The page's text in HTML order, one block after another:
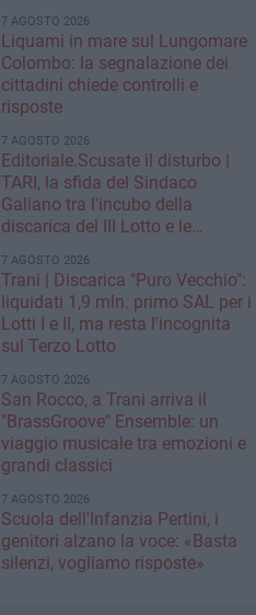
7 AGOSTO 2026
Liquami in mare sul Lungomare
Colombo: la segnalazione dei
cittadini chiede controlli e
risposte
7 AGOSTO 2026
Editoriale.Scusate il disturbo |
TARI, la sfida del Sindaco
Galiano tra l'incubo della
discarica del III Lotto e le
rifiuti
7 AGOSTO 2026
Trani | Discarica "Puro Vecchio":
liquidati 1,9 mln. primo SAL per i
Lotti I e II, ma resta l'incognita
sul Terzo Lotto
7 AGOSTO 2026
San Rocco, a Trani arriva il
"BrassGroove" Ensemble: un
viaggio musicale tra emozioni e
grandi classici
7 AGOSTO 2026
Scuola dell'Infanzia Pertini, i
genitori alzano la voce: «Basta
silenzi, vogliamo risposte»